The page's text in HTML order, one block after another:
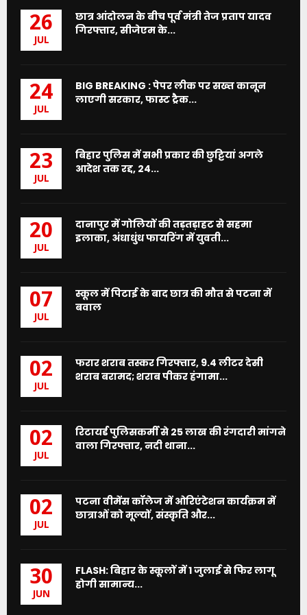
26
JUL
छात्र आंदोलन के बीच पूर्व मंत्री तेज प्रताप यादव
गिरफ्तार, सीजेएम के...
24
JUL
BIG BREAKING : पेपर लीक पर सख्त कानून
लाएगी सरकार, फास्ट ट्रैक...
23
JUL
बिहार पुलिस में सभी प्रकार की छुट्टियां अगले
आदेश तक रद्द, 24...
20
JUL
दानापुर में गोलियों की तड़तड़ाहट से सहमा
इलाका, अंधाधुंध फायरिंग में युवती...
07
JUL
स्कूल में पिटाई के बाद छात्र की मौत से पटना में
बवाल
02
JUL
फरार शराब तस्कर गिरफ्तार, 9.4 लीटर देसी
शराब बरामद; शराब पीकर हंगामा...
02
JUL
रिटायर्ड पुलिसकर्मी से 25 लाख की रंगदारी मांगने
वाला गिरफ्तार, नदी थाना...
02
JUL
पटना वीमेंस कॉलेज में ओरिएंटेशन कार्यक्रम में
छात्राओं को मूल्यों, संस्कृति और...
30
JUN
FLASH: बिहार के स्कूलों में 1 जुलाई से फिर लागू
होगी सामान्य...